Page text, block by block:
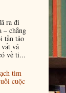
ra đi
– chẳng
tần tảo
vả
về ti...
tìm
cuộc